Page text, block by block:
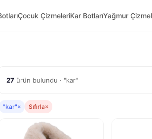
Çocuk ÇizmeleriKar BotlarıYağmur
27 ürün bulundu · "kar"
"kar"× Sıfırla×